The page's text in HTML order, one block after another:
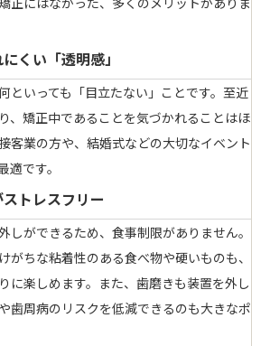
くい「透明感」
といっても「目立たない」ことです。至近
、矯正中であることを気づかれることはほ
客業の方や、結婚式などの大切なイベント
適です。
トレスフリー
しができるため、食事制限がありません。
がちな粘着性のある食べ物や硬いものも、
に楽しめます。また、歯磨きも装置を外し
歯周病のリスクを低減できるのも大きなポ